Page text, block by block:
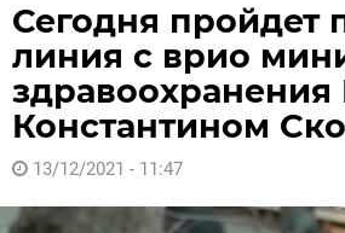
Сегодня пройдет
линия с врио
здравоохранения
Константином
13/12/2021 - 11:47